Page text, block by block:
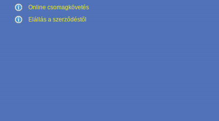
Online csomagkövetés
Elállás a szerződéstől